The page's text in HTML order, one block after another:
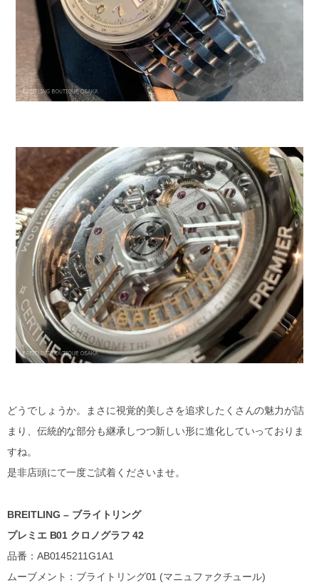
どうでしょうか。まさに視覚的美しさを追求したくさんの魅力が詰
まり、伝統的な部分も継承しつつ新しい形に進化していっておりま
すね。
是非店頭にて一度ご試着くださいませ。
BREITLING – ブライトリング
プレミエ B01 クロノグラフ 42
品番：AB0145211G1A1
ムーブメント：ブライトリング01 (マニュファクチュール)